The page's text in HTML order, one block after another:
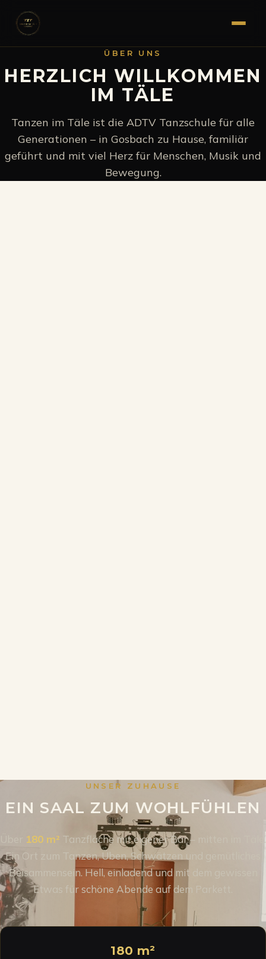
ÜBER UNS
HERZLICH WILLKOMMEN
IM TÄLE
Tanzen im Täle ist die ADTV Tanzschule für alle
Generationen – in Gosbach zu Hause, familiär
geführt und mit viel Herz für Menschen, Musik und
Bewegung.
UNSER ZUHAUSE
EIN SAAL ZUM WOHLFÜHLEN
180 m² Tanzfläche mit eigener Bar – mitten im Täle.
Ein Ort zum Tanzen, Üben, Schwätzen und gemütliches
Beisammensein. Hell, einladend und mit dem gewissen
Etwas für schöne Abende auf dem Parkett.
180 m²